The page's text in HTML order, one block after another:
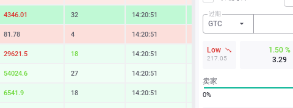
4346.01 32 14:20:51 2.20 %
81.78 4 14:20:51 -1.16 %
29621.5 18 14:20:51 0.41 %
54024.6 27 14:20:51
6541.9 18 14:20:51 0.44 %
过期
GTC
Low
217.05
1.50 %
3.29
卖家
0%